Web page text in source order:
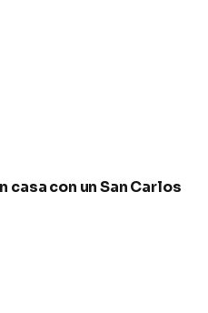
con un San Carlos